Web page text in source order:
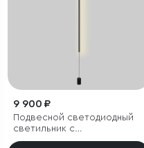
9 900 ₽
Подвесной светодиодный
светильник с
утяжелителем